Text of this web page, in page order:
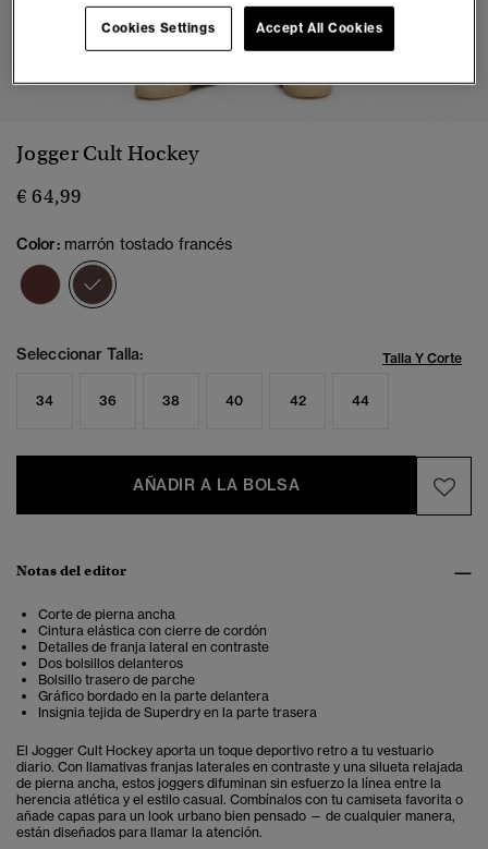
Jogger Cult Hockey
€ 64,99
Color: marrón tostado francés
Seleccionar Talla: Talla Y Corte
34 36 38 40 42 44
AÑADIR A LA BOLSA
Notas del editor
Corte de pierna ancha
Cintura elástica con cierre de cordón
Detalles de franja lateral en contraste
Dos bolsillos delanteros
Bolsillo trasero de parche
Gráfico bordado en la parte delantera
Insignia tejida de Superdry en la parte trasera
El Jogger Cult Hockey aporta un toque deportivo retro a tu vestuario
diario. Con llamativas franjas laterales en contraste y una silueta relajada
de pierna ancha, estos joggers difuminan sin esfuerzo la línea entre la
herencia atlética y el estilo casual. Combínalos con tu camiseta favorita o
añade capas para un look urbano bien pensado — de cualquier manera,
están diseñados para llamar la atención.
Accept All Cookies
Cookies Settings